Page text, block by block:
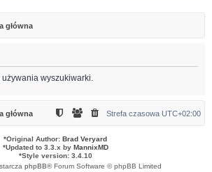
główna
wyszukiwarki.
główna Strefa czasowa UTC+02:00
*Original Author: Brad Veryard
*Updated to 3.3.x by MannixMD
*Style version: 3.4.10
phpBB® Forum Software © phpBB Limited